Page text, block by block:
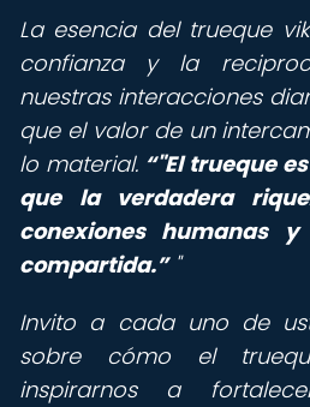
La esencia del trueque
confianza y la
nuestras interacciones
que el valor de un
lo material.
"El trueque
que la verdadera
conexiones humanas
compartida. "
Invito a cada uno de
sobre cómo el
inspirarnos a